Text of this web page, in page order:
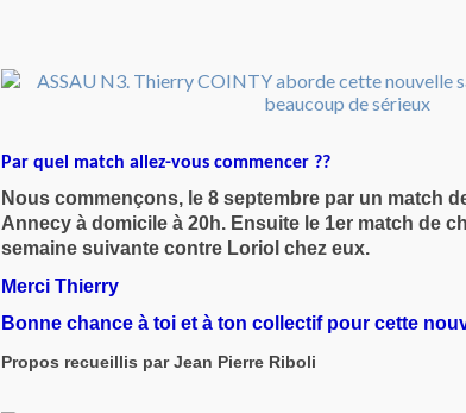
Par quel match allez-vous commencer ??
Nous commençons, le 8 septembre par un match
Annecy à domicile à 20h. Ensuite le 1er match de
semaine suivante contre Loriol chez eux.
Merci Thierry
Bonne chance à toi et à ton collectif pour cette
Propos recueillis par Jean Pierre Riboli